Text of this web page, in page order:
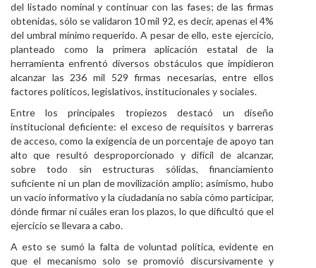
del listado nominal y continuar con las fases; de las firmas
obtenidas, sólo se validaron 10 mil 92, es decir, apenas el 4%
del umbral mínimo requerido. A pesar de ello, este ejercicio,
planteado como la primera aplicación estatal de la
herramienta enfrentó diversos obstáculos que impidieron
alcanzar las 236 mil 529 firmas necesarias, entre ellos
factores políticos, legislativos, institucionales y sociales.
Entre los principales tropiezos destacó un diseño
institucional deficiente: el exceso de requisitos y barreras
de acceso, como la exigencia de un porcentaje de apoyo tan
alto que resultó desproporcionado y difícil de alcanzar,
sobre todo sin estructuras sólidas, financiamiento
suficiente ni un plan de movilización amplio; asimismo, hubo
un vacío informativo y la ciudadanía no sabía cómo participar,
dónde firmar ni cuáles eran los plazos, lo que dificultó que el
ejercicio se llevara a cabo.
A esto se sumó la falta de voluntad política, evidente en
que el mecanismo solo se promovió discursivamente y